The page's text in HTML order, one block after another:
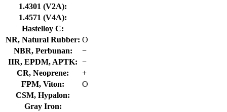
1.4301 (V2A):
1.4571 (V4A):
Hastelloy C:
NR, Natural Rubber: O
NBR, Perbunan:
−
IIR, EPDM, APTK: −
CR, Neoprene:
+
FPM, Viton:
O
CSM, Hypalon:
Gray Iron: